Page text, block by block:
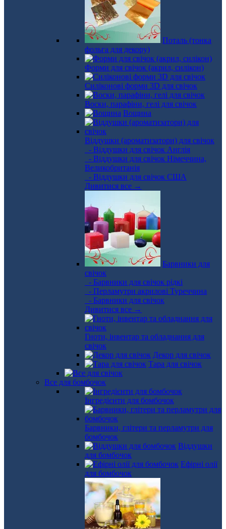
Поталь (тонка
фольга для декору)
Форми для свічок (акрил, силікон)
Силіконові форми 3D для свічок
Воски, парафіни, гелі для свічок
Вощина
Віддушки (ароматизатори) для свічок
- Віддушки для свічок Англія
- Віддушки для свічок Німеччина,
Великобританія
- Віддушки для свічок США
Дивитися все →
Барвники для
свічок
- Барвники для свічок рідкі
- Перламутри акрилові Туреччина
- Барвники для свічок
Дивитися все →
Гноти, інвентар та обладнання для
свічок
Декор для свічок
Тара для свічок
Все для бомбочок
Інгредієнти для бомбочок
Барвники, глітери та перламутри для
бомбочок
Віддушки
для бомбочок
Ефірні олії
для бомбочок